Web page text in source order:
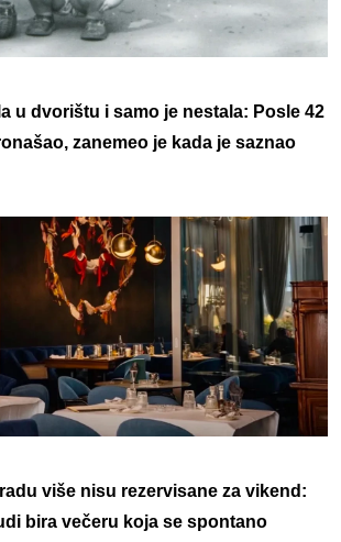
u dvorištu i samo je nestala: Posle 42
zanemeo je kada je saznao
više nisu rezervisane za vikend:
bira večeru koja se spontano